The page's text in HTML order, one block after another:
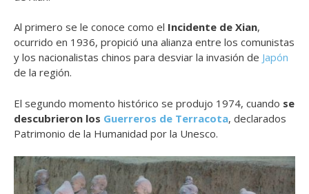
Al primero se le conoce como el Incidente de Xian,
ocurrido en 1936, propició una alianza entre los comunistas
y los nacionalistas chinos para desviar la invasión de Japón
de la región.
El segundo momento histórico se produjo 1974, cuando se
descubrieron los Guerreros de Terracota, declarados
Patrimonio de la Humanidad por la Unesco.